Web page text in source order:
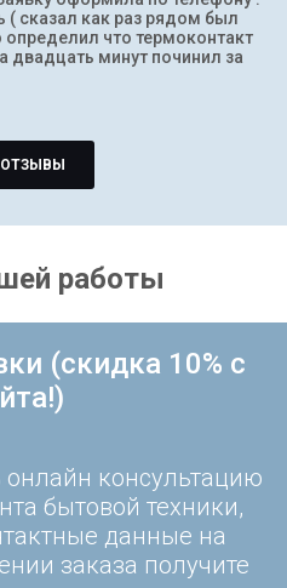
( сказал как раз рядом был
что термоконтакт
двадцать минут починил за
ОТЗЫВЫ
работы
(скидка 10% с
консультацию
бытовой техники,
данные на
заказа получите